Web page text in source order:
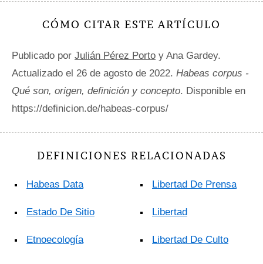
CÓMO CITAR ESTE ARTÍCULO
Publicado por Julián Pérez Porto y Ana Gardey.
Actualizado el 26 de agosto de 2022. Habeas corpus -
Qué son, origen, definición y concepto. Disponible en
https://definicion.de/habeas-corpus/
DEFINICIONES RELACIONADAS
Habeas Data
Estado De Sitio
Etnoecología
Libertad De Prensa
Libertad
Libertad De Culto